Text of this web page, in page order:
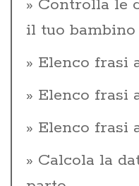
Controlla le
il tuo bambino
Elenco frasi
Elenco frasi
Elenco frasi
Calcola la